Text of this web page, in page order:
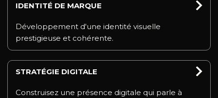
IDENTITÉ DE MARQUE
Développement d'une identité visuelle
prestigieuse et cohérente.
STRATÉGIE DIGITALE
Construisez une présence digitale qui parle à